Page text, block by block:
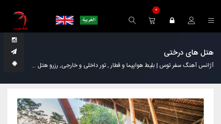
0
هتل های درختی
آژانس آهنگ سفر توس | بلیط هواپیما و قطار , تور داخلی و خارجی, رزرو هتل مجله